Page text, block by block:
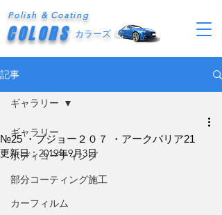
Polish & Coating
COLORS カラーズ
記事
ギャラリー
ボディコーティング
部分コーティング施工
カーフィルム
ギャラリー
№25 ・プジョー２０７ ・アークバリア21
更新日：2019年9月3日